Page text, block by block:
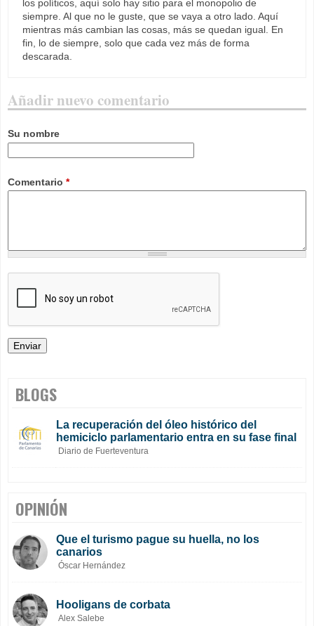
los políticos, aquí solo hay sitio para el monopolio de
siempre. Al que no le guste, que se vaya a otro lado. Aquí
mientras más cambian las cosas, más se quedan igual. En
fin, lo de siempre, solo que cada vez más de forma
descarada.
Añadir nuevo comentario
Su nombre
Comentario *
BLOGS
La recuperación del óleo histórico del
hemiciclo parlamentario entra en su fase final
Diario de Fuerteventura
OPINIÓN
Que el turismo pague su huella, no los
canarios
Óscar Hernández
Hooligans de corbata
Alex Salebe